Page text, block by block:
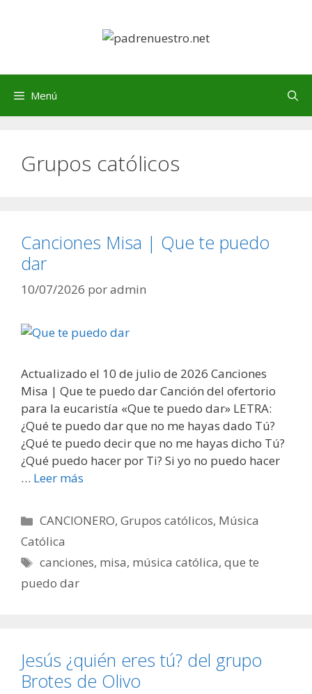
Menú
Grupos católicos
Canciones Misa | Que te puedo
dar
10/07/2026 poradmin
Actualizado el 10 de julio de 2026 Canciones
Misa | Que te puedo dar Canción del ofertorio
para la eucaristía «Que te puedo dar» LETRA:
¿Qué te puedo dar que no me hayas dado Tú?
¿Qué te puedo decir que no me hayas dicho Tú?
¿Qué puedo hacer por Ti? Si yo no puedo hacer
… Leer más
Categorías
CANCIONERO,Grupos católicos, Música
Católica
Etiquetas
canciones, misa, música católica,que te
puedo dar
Jesús ¿quién eres tú? del grupo
Brotes de Olivo